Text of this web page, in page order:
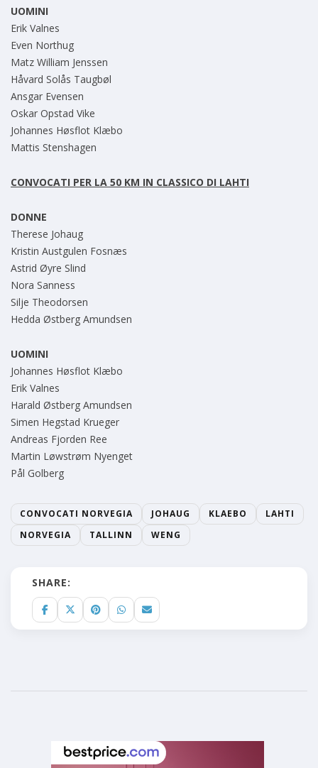
UOMINI
Erik Valnes
Even Northug
Matz William Jenssen
Håvard Solås Taugbøl
Ansgar Evensen
Oskar Opstad Vike
Johannes Høsflot Klæbo
Mattis Stenshagen
CONVOCATI PER LA 50 KM IN CLASSICO DI LAHTI
DONNE
Therese Johaug
Kristin Austgulen Fosnæs
Astrid Øyre Slind
Nora Sanness
Silje Theodorsen
Hedda Østberg Amundsen
UOMINI
Johannes Høsflot Klæbo
Erik Valnes
Harald Østberg Amundsen
Simen Hegstad Krueger
Andreas Fjorden Ree
Martin Løwstrøm Nyenget
Pål Golberg
CONVOCATI NORVEGIA JOHAUG KLAEBO
LAHTI
NORVEGIA
TALLINN WENG
SHARE: